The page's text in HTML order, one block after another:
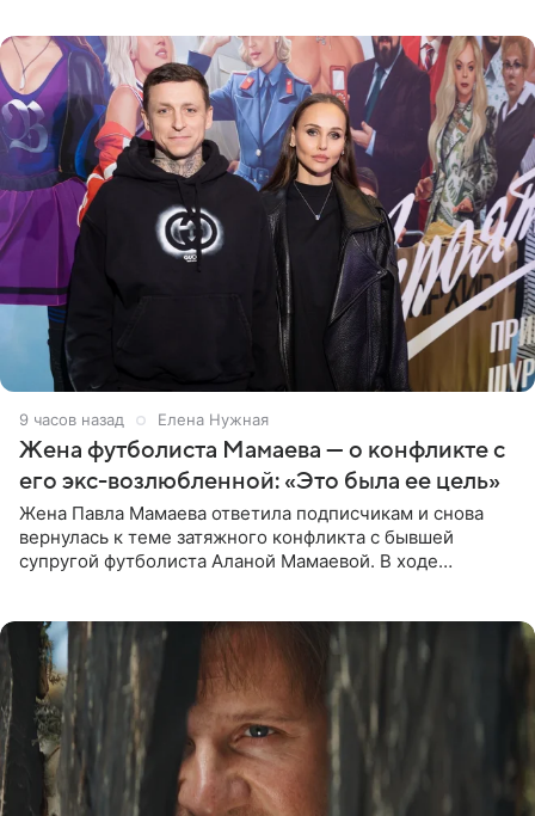
9 часов назад Елена Нужная
Жена футболиста Мамаева — о конфликте с
его экс-возлюбленной: «Это была ее цель»
Жена Павла Мамаева ответила подписчикам и снова
вернулась к теме затяжного конфликта с бывшей
супругой футболиста Аланой Мамаевой. В ходе